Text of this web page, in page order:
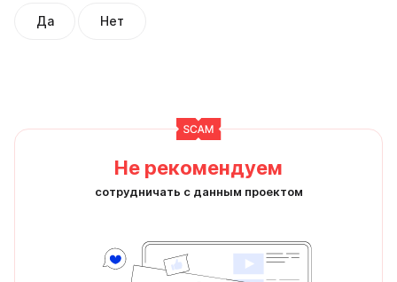
Да Нет
Не рекомендуем
сотрудничать с данным проектом